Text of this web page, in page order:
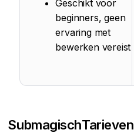
Geschikt voor
beginners, geen
ervaring met
bewerken vereist
SubmagischTarieven